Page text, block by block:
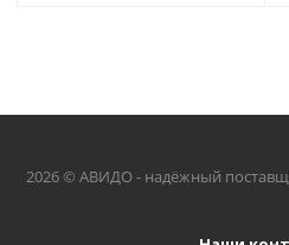
2026 © АВИДО - надёжный